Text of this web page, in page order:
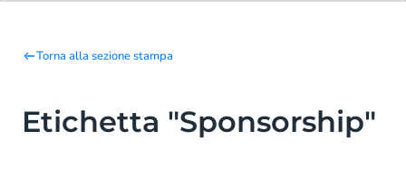
Torna alla sezione stampa
Etichetta "Sponsorship"